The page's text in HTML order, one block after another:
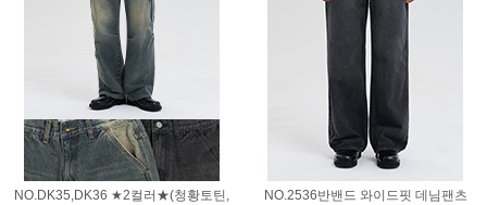
NO.DK35,DK36 ★2컬러★(청황토틴,
NO.2536반밴드 와이드핏 데님팬츠